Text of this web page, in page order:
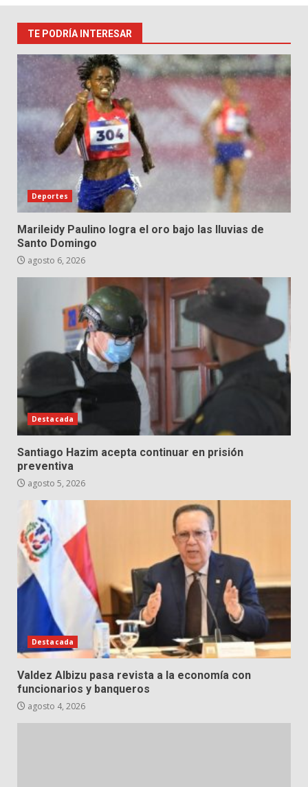
TE PODRÍA INTERESAR
Deportes
Marileidy Paulino logra el oro bajo las lluvias de
Santo Domingo
agosto 6, 2026
Destacada
Santiago Hazim acepta continuar en prisión
preventiva
agosto 5, 2026
Destacada
Valdez Albizu pasa revista a la economía con
funcionarios y banqueros
agosto 4, 2026